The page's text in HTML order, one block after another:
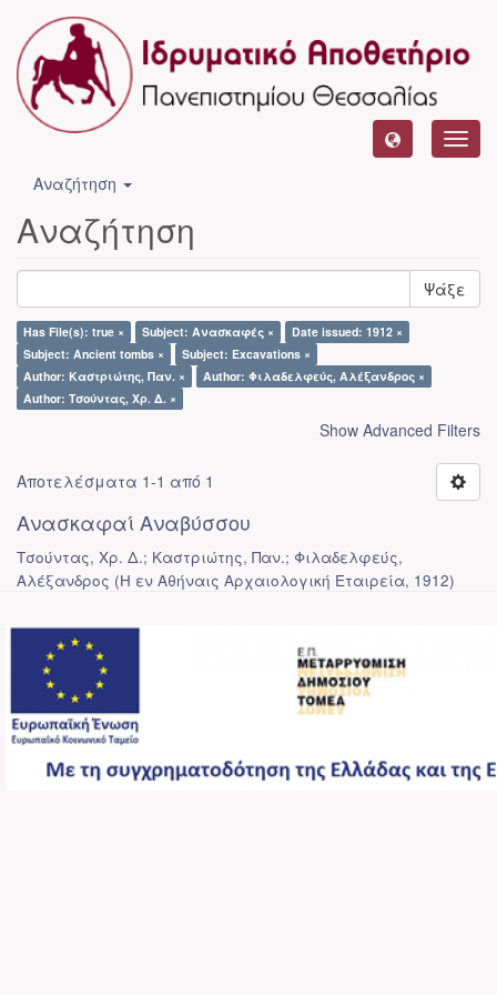
Αναζήτηση
Αναζήτηση
Ψάξε
Has File(s): true × Subject: Ανασκαφές ×
Date issued: 1912 ×
Subject: Ancient tombs ×
Subject: Excavations ×
Author: Καστριώτης, Παν. ×
Author: Φιλαδελφεύς, Αλέξανδρος ×
Author: Τσούντας, Χρ. Δ. ×
Show Advanced Filters
Αποτελέσματα 1-1 από 1
Ανασκαφαί Αναβύσσου
Τσούντας, Χρ. Δ.; Καστριώτης, Παν.; Φιλαδελφεύς,
Αλέξανδρος (Η εν Αθήναις Αρχαιολογική Εταιρεία, 1912)